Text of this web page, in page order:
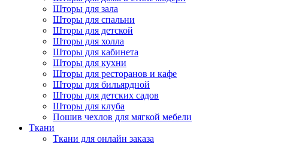
Шторы для зала
Шторы для спальни
Шторы для детской
Шторы для холла
Шторы для кабинета
Шторы для кухни
Шторы для ресторанов и кафе
Шторы для бильярдной
Шторы для детских садов
Шторы для клуба
Пошив чехлов для мягкой мебели
Ткани
Ткани для онлайн заказа